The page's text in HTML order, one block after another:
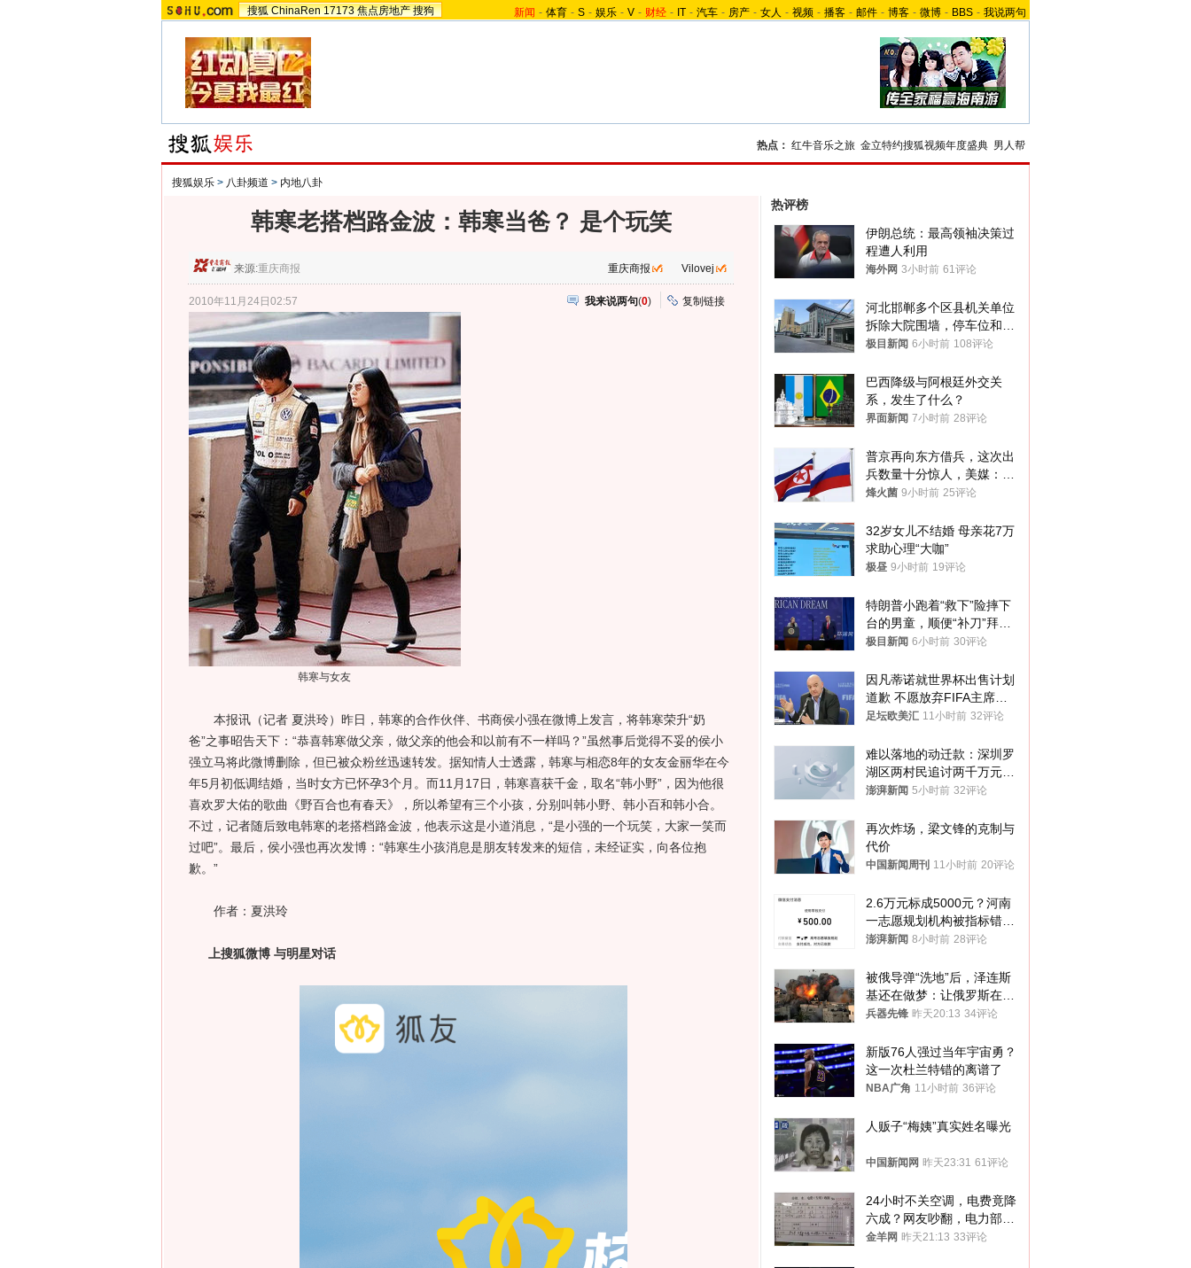
搜狐 ChinaRen 17173 焦点房地产 搜狗 新闻 - 体育 - S - 娱乐 - V - 财经 - IT - 汽车 - 房产 - 女人 - 视频 - 播客 - 邮件 - 博客 - 微博 - BBS - 我说两句
热点： 红牛音乐之旅 金立特约搜狐视频年度盛典 男人帮
搜狐娱乐 > 八卦频道 > 内地八卦
韩寒老搭档路金波：韩寒当爸？ 是个玩笑
来源:重庆商报 重庆商报 Vilovej
2010年11月24日02:57 我来说两句(0) 复制链接
韩寒与女友
本报讯（记者 夏洪玲）昨日，韩寒的合作伙伴、书商侯小强在微博上发言，将韩寒荣升“奶
爸”之事昭告天下：“恭喜韩寒做父亲，做父亲的他会和以前有不一样吗？”虽然事后觉得不妥的侯小
强立马将此微博删除，但已被众粉丝迅速转发。据知情人士透露，韩寒与相恋8年的女友金丽华在今
年5月初低调结婚，当时女方已怀孕3个月。而11月17日，韩寒喜获千金，取名“韩小野”，因为他很
喜欢罗大佑的歌曲《野百合也有春天》，所以希望有三个小孩，分别叫韩小野、韩小百和韩小合。
不过，记者随后致电韩寒的老搭档路金波，他表示这是小道消息，“是小强的一个玩笑，大家一笑而
过吧”。最后，侯小强也再次发博：“韩寒生小孩消息是朋友转发来的短信，未经证实，向各位抱
歉。”
作者：夏洪玲
上搜狐微博 与明星对话
热评榜
伊朗总统：最高领袖决策过
程遭人利用
海外网 3小时前 61评论
河北邯郸多个区县机关单位
拆除大院围墙，停车位和厕
所免费开放，当地多部门回
极目新闻 6小时前 108评论
巴西降级与阿根廷外交关
系，发生了什么？
界面新闻 7小时前 28评论
普京再向东方借兵，这次出
兵数量十分惊人，美媒：俄
朝要动真格？
烽火菌 9小时前 25评论
32岁女儿不结婚 母亲花7万
求助心理“大咖”
极昼 9小时前 19评论
特朗普小跑着“救下”险摔下
台的男童，顺便“补刀”拜
登：“我可不想他像拜登一
极目新闻 6小时前 30评论
因凡蒂诺就世界杯出售计划
道歉 不愿放弃FIFA主席职
位
足坛欧美汇 11小时前 32评论
难以落地的动迁款：深圳罗
湖区两村民追讨两千万元动
迁款八年未果
澎湃新闻 5小时前 32评论
再次炸场，梁文锋的克制与
代价
中国新闻周刊 11小时前 20评论
2.6万元标成5000元？河南
一志愿规划机构被指标错学
费致考生复读
澎湃新闻 8小时前 28评论
被俄导弹“洗地”后，泽连斯
基还在做梦：让俄罗斯在冬
季前求和？
兵器先锋 昨天20:13 34评论
新版76人强过当年宇宙勇？
这一次杜兰特错的离谱了
NBA广角 11小时前 36评论
人贩子“梅姨”真实姓名曝光
中国新闻网 昨天23:31 61评论
24小时不关空调，电费竟降
六成？网友吵翻，电力部门
回应→
金羊网 昨天21:13 33评论